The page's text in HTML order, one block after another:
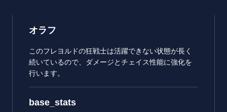
オラフ
このフレヨルドの狂戦士は活躍できない状態が長く
続いているので、ダメージとチェイス性能に強化を
行います。
base_stats